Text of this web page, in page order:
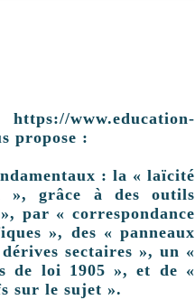
propose :
: la « laïcité
grâce à des outils
par « correspondance
», des « panneaux
sectaires », un «
de loi 1905 », et de «
sur le sujet ».